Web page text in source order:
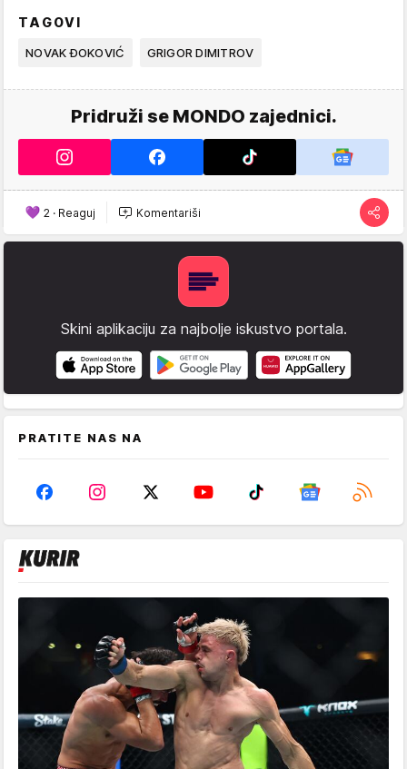
TAGOVI
NOVAK ĐOKOVIĆ GRIGOR DIMITROV
Pridruži se MONDO zajednici.
2 · Reaguj Komentariši
Skini aplikaciju za najbolje iskustvo portala.
PRATITE NAS NA